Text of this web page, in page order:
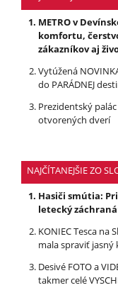
METRO v
komfortu,
zákazníkov aj
Vytúžená
do PARÁDNEJ
Prezidentský
otvorených dverí
NAJČÍTANEJŠIE ZO
Hasiči smútia:
letecký
KONIEC Tesca na
mala spraviť jasný
Desivé FOTO a
takmer celé